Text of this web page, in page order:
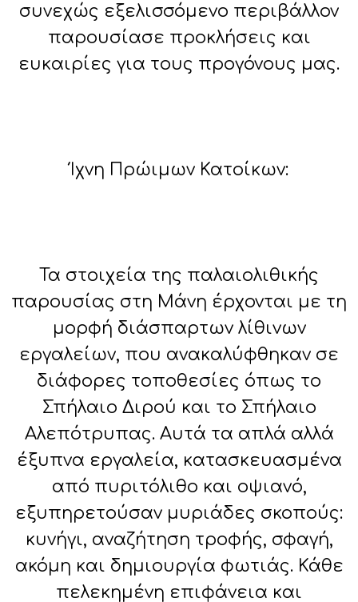
συνεχώς εξελισσόμενο περιβάλλον
παρουσίασε προκλήσεις και
ευκαιρίες για τους προγόνους μας.
Ίχνη Πρώιμων Κατοίκων:
Τα στοιχεία της παλαιολιθικής
παρουσίας στη Μάνη έρχονται με τη
μορφή διάσπαρτων λίθινων
εργαλείων, που ανακαλύφθηκαν σε
διάφορες τοποθεσίες όπως το
Σπήλαιο Διρού και το Σπήλαιο
Αλεπότρυπας. Αυτά τα απλά αλλά
έξυπνα εργαλεία, κατασκευασμένα
από πυριτόλιθο και οψιανό,
εξυπηρετούσαν μυριάδες σκοπούς:
κυνήγι, αναζήτηση τροφής, σφαγή,
ακόμη και δημιουργία φωτιάς. Κάθε
πελεκημένη επιφάνεια και